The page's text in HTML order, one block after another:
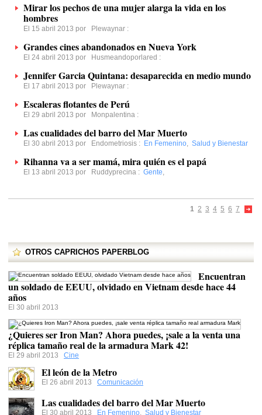
Mirar los pechos de una mujer alarga la vida en los
hombres
El 15 abril 2013 por Plewaynar :
Grandes cines abandonados en Nueva York
El 24 abril 2013 por Husmeandoporlared :
Jennifer Garcia Quintana: desaparecida en medio mundo
El 17 abril 2013 por Plewaynar :
Escaleras flotantes de Perú
El 29 abril 2013 por Monpalentina :
Las cualidades del barro del Mar Muerto
El 30 abril 2013 por Endometriosis : En Femenino, Salud y Bienestar
Rihanna va a ser mamá, mira quién es el papá
El 13 abril 2013 por Ruddyprecina : Gente,
1 2 3 4 5 6 7
OTROS CAPRICHOS PAPERBLOG
Encuentran
un soldado de EEUU, olvidado en Vietnam desde hace 44
años
El 30 abril 2013
¿Quieres ser Iron Man? Ahora puedes, ¡sale a la venta una
réplica tamaño real de la armadura Mark 42!
El 29 abril 2013 Cine
El león de la Metro
El 26 abril 2013 Comunicación
Las cualidades del barro del Mar Muerto
El 30 abril 2013 En Femenino, Salud y Bienestar